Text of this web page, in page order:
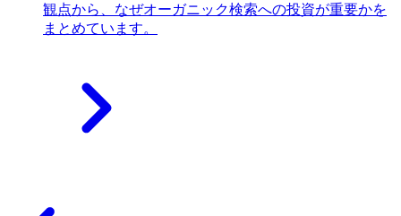
観点から、なぜオーガニック検索への投資が重要かを
まとめています。